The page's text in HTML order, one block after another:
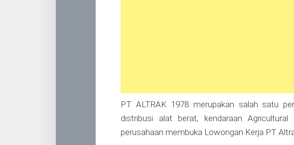
PT ALTRAK 1978 merupakan salah satu
distribusi alat berat, kendaraan
perusahaan membuka Lowongan Kerja PT